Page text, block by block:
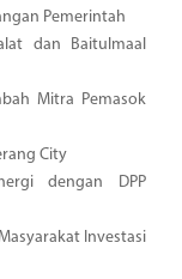
Pemerintah
dan Baitulmaal
Mitra Pemasok
City
dengan DPP
Investasi